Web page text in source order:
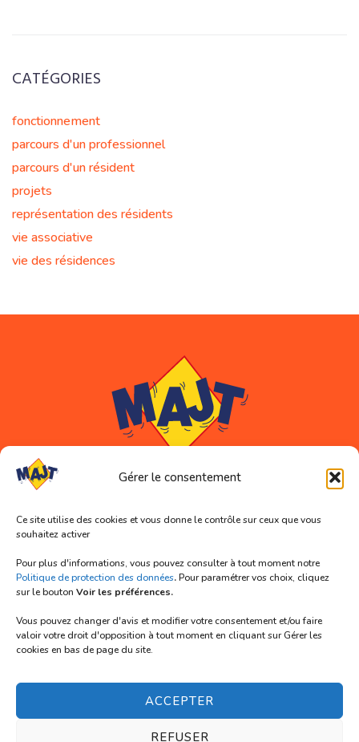
Gérer le consentement
Ce site utilise des cookies et vous donne le contrôle sur ceux que vous
souhaitez activer
Pour plus d'informations, vous pouvez consulter à tout moment notre
Politique de protection des données.Pour paramétrer vos choix, cliquez
sur le bouton Voir les préférences.
Vous pouvez changer d'avis et modifier votre consentement et/ou faire
valoir votre droit d'opposition à tout moment en cliquant sur Gérer les
cookies en bas de page du site.
ACCEPTER
REFUSER
CATÉGORIES
fonctionnement
parcours d'un professionnel
parcours d'un résident
projets
représentation des résidents
vie associative
vie des résidences
Association MAJT (siège social)
11 rue Abélard
59000 LILLE
Mail : contact@majt-lille.org
Nous suivre